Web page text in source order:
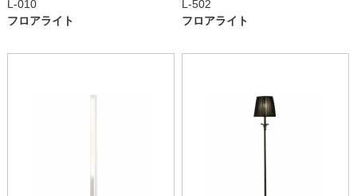
L-010
フロアライト
L-502
フロアライト